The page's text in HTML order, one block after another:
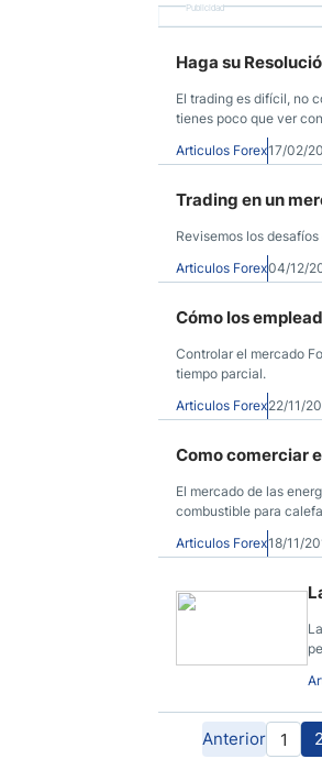
Publicidad
Haga su
El trading es difícil, no
tienes poco que ver
Articulos Forex17/02/
Trading en un
Revisemos los
Articulos Forex04/12/
Cómo los
Controlar el mercado
tiempo parcial.
Articulos Forex22/11/
Como comerciar
El mercado de las
combustible para
Articulos Forex18/11/
Anterior 1 2